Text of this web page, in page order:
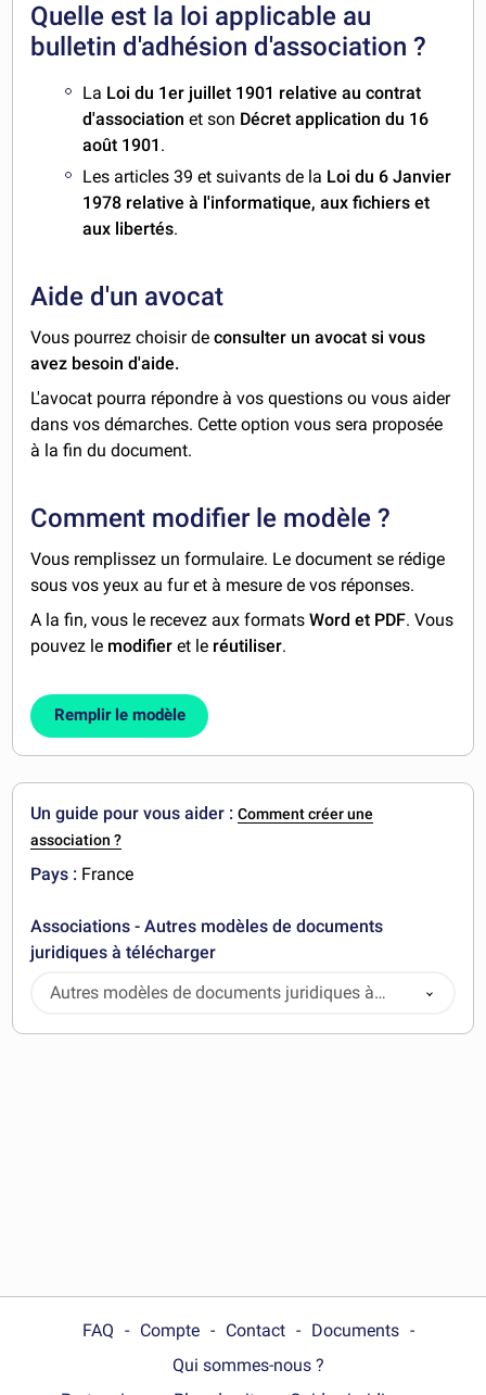
Quelle est la loi applicable au
bulletin d'adhésion d'association ?
La Loi du 1er juillet 1901 relative au contrat
d'association et son Décret application du 16
août 1901 .
Les articles 39 et suivants de la Loi du 6 Janvier
1978 relative à l'informatique, aux fichiers et
aux libertés.
Aide d'un avocat
Vous pourrez choisir deconsulter un avocat si vous
avez besoin d'aide.
L'avocat pourra répondre à vos questions ou vous aider
dans vos démarches. Cette option vous sera proposée
à la fin du document.
Comment modifier le modèle ?
Vous remplissez un formulaire. Le document se rédige
sous vos yeux au fur et à mesure de vos réponses.
A la fin, vous le recevez aux formatsWord et PDF. Vous
pouvez le modifier et le réutiliser.
Remplir le modèle
Un guide pour vous aider :Comment créer une
association ?
Pays : France
Associations - Autres modèles de documents
juridiques à télécharger
Autres modèles de documents juridiques à
télécharger
FAQ Compte Contact
Documents
Qui sommes-nous ?